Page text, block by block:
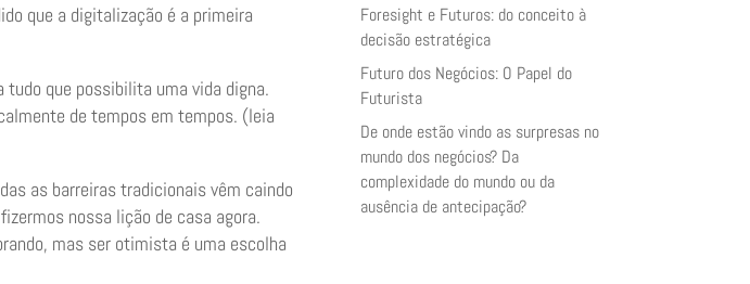
que a digitalização é a primeira
que possibilita uma vida digna.
de tempos em tempos. (leia
as barreiras tradicionais vêm caindo
nossa lição de casa agora.
mas ser otimista é uma escolha
Foresight e Futuros: do conceito à
decisão estratégica
Futuro dos Negócios: O Papel do
Futurista
De onde estão vindo as surpresas no
mundo dos negócios? Da
complexidade do mundo ou da
ausência de antecipação?